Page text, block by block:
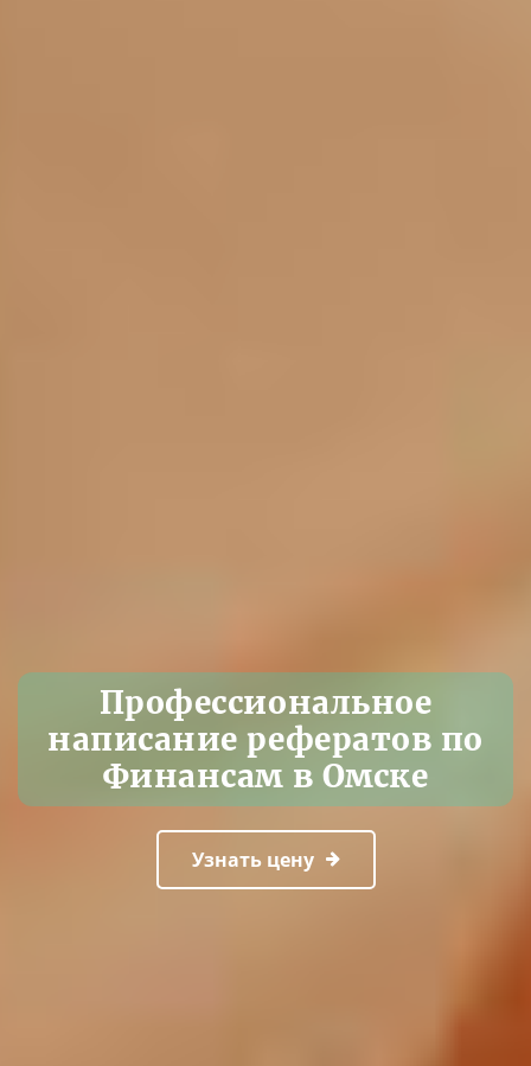
Профессиональное
написание рефератов по
Финансам в Омске
Узнать цену